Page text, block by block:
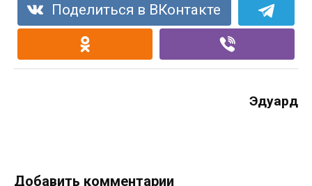
Поделиться в ВКонтакте
Эдуард
Добавить комментарии